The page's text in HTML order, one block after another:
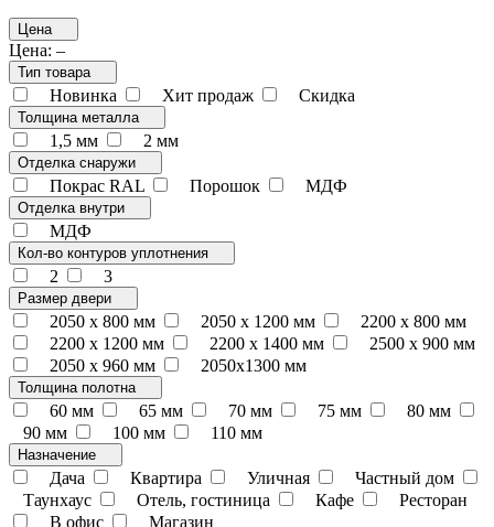
Цена
Цена: –
Тип товара
Новинка Хит продаж Скидка
Толщина металла
1,5 мм 2 мм
Отделка снаружи
Покрас RAL Порошок МДФ
Отделка внутри
МДФ
Кол-во контуров уплотнения
2 3
Размер двери
2050 x 800 мм 2050 x 1200 мм
2200 x 800 мм
2200 x 1200 мм
2200 х 1400 мм
2500 х 900 мм
2050 х 960 мм
2050х1300 мм
Толщина полотна
60 мм 65 мм 70 мм 75 мм
80 мм
90 мм
100 мм 110 мм
Назначение
Дача Квартира Уличная
Частный дом
Таунхаус
Отель, гостиница Кафе
Ресторан
В офис
Магазин